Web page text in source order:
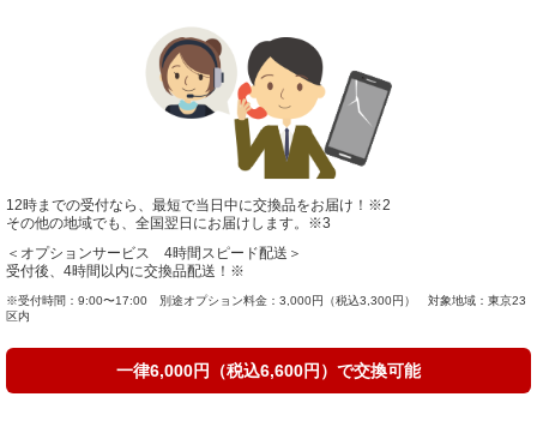
12時までの受付なら、最短で当日中に交換品をお届け！ ※2
その他の地域でも、全国翌日にお届けします。 ※3
＜オプションサービス 4時間スピード配送＞
受付後、4時間以内に交換品配送！※
※受付時間：9:00〜17:00 別途オプション料金：3,000円（税込3,300円） 対象地域：東京23
区内
一律6,000円（税込6,600円）で交換可能